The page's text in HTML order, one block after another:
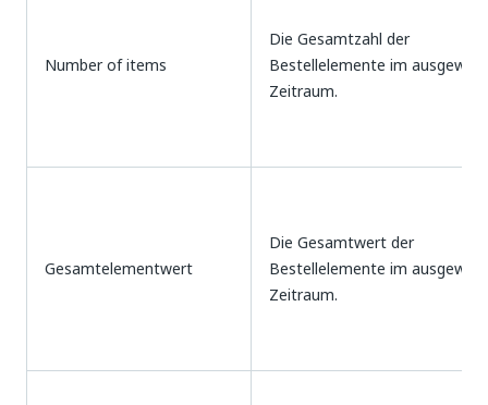
Number of items
Die Gesamtzahl der
Bestellelemente im
Zeitraum.
Gesamtelementwert
Die Gesamtwert der
Bestellelemente im
Zeitraum.